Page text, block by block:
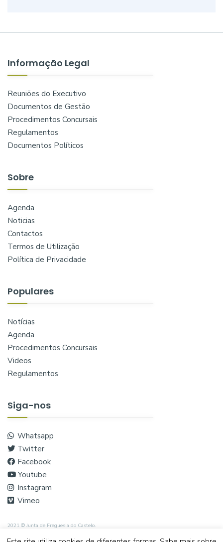
Informação Legal
Reuniões do Executivo
Documentos de Gestão
Procedimentos Concursais
Regulamentos
Documentos Políticos
Sobre
Agenda
Noticias
Contactos
Termos de Utilização
Política de Privacidade
Populares
Notícias
Agenda
Procedimentos Concursais
Videos
Regulamentos
Siga-nos
Whatsapp
Twitter
Facebook
Youtube
Instagram
Vimeo
2021 © Junta de Freguesia do Castelo.